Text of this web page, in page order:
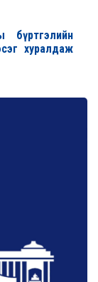
бүртгэлийн
хуралдаж